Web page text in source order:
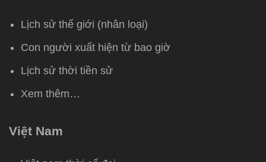
Lịch sử thế giới (nhân loại)
Con người xuất hiện từ bao giờ
Lịch sử thời tiền sử
Xem thêm…
Việt Nam